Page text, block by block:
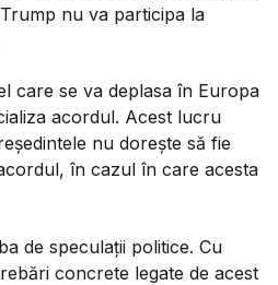
nu va participa la
care se va deplasa în Europa
acordul. Acest lucru
nu dorește să fie
în cazul în care acesta
de speculații politice. Cu
concrete legate de acest